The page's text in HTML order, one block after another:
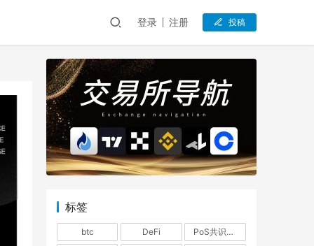
登录 注册 投稿
标签
btc DeFi
PoS共识机制